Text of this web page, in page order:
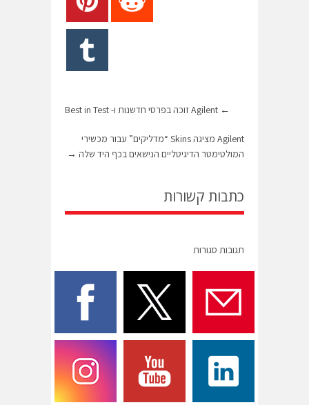
←
Agilent מציגה Skins “מדליקים” עבור מכשירי
המולטימטר הדיגיטליים הנישאים בכף היד שלה →
כתבות קשורות
תגובות סגורות